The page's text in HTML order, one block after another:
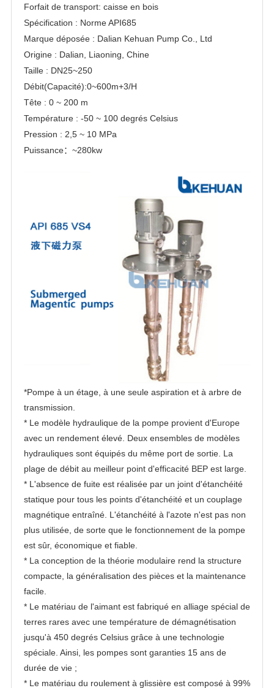
Forfait de transport: caisse en bois
Spécification : Norme API685
Marque déposée : Dalian Kehuan Pump Co., Ltd
Origine : Dalian, Liaoning, Chine
Taille : DN25~250
Débit(Capacité):0~600m+3/H
Tête : 0 ~ 200 m
Température : -50 ~ 100 degrés Celsius
Pression : 2,5 ~ 10 MPa
Puissance：~280kw
*Pompe à un étage, à une seule aspiration et à arbre de
transmission.
* Le modèle hydraulique de la pompe provient d'Europe
avec un rendement élevé. Deux ensembles de modèles
hydrauliques sont équipés du même port de sortie. La
plage de débit au meilleur point d'efficacité BEP est large.
* L'absence de fuite est réalisée par un joint d'étanchéité
statique pour tous les points d'étanchéité et un couplage
magnétique entraîné. L'étanchéité à l'azote n'est pas non
plus utilisée, de sorte que le fonctionnement de la pompe
est sûr, économique et fiable.
* La conception de la théorie modulaire rend la structure
compacte, la généralisation des pièces et la maintenance
facile.
* Le matériau de l'aimant est fabriqué en alliage spécial de
terres rares avec une température de démagnétisation
jusqu'à 450 degrés Celsius grâce à une technologie
spéciale. Ainsi, les pompes sont garanties 15 ans de
durée de vie ;
* Le matériau du roulement à glissière est composé à 99%